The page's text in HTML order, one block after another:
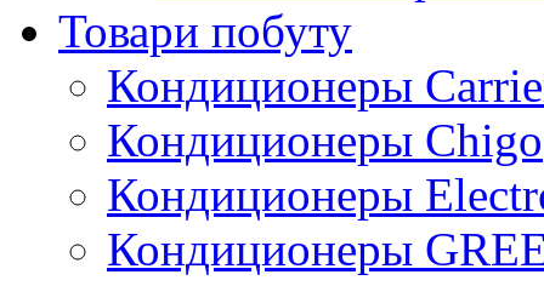
Товари побуту
Кондиционеры
Кондиционеры Chigo
Кондиционеры
Кондиционеры